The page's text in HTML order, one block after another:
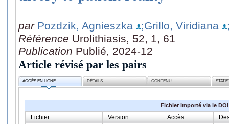
par Pozdzik, Agnieszka ;Grillo, Viridiana
Référence Urolithiasis, 52, 1, 61
Publication Publié, 2024-12
Article révisé par les pairs
ACCÈS EN LIGNE DÉTAILS CONTENU
Fichier importé via le DOI
Fichier Version Accès